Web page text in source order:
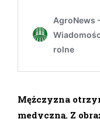
Mężczyzna
medyczną. Z